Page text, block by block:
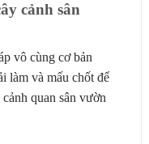
cảnh sân
vô cùng cơ bản
làm và mấu chốt để
quan sân vườn